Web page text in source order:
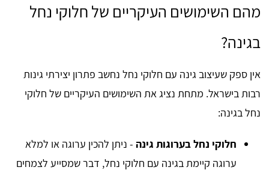
מהם השימושים העיקריים של חלוקי נחל
בגינה?
אין ספק שעיצוב גינה עם חלוקי נחל נחשב פתרון יצירתי גינות
רבות בישראל. מתחת נציג את השימושים העיקריים של חלוקי
נחל בגינה:
חלוקי נחל בערוגות גינה - ניתן להכין ערוגה או למלא
ערוגה קיימת בגינה עם חלוקי נחל, דבר שמסייע לצמחים